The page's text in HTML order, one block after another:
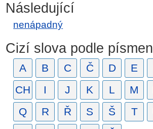
Následující
nenápadný
Cizí slova podle písmen
A B C Č D E
CH
I J K L M
Q
R Ř S Š T